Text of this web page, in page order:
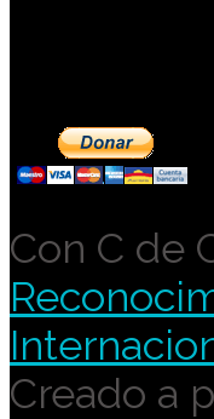
Con C de
Creado a